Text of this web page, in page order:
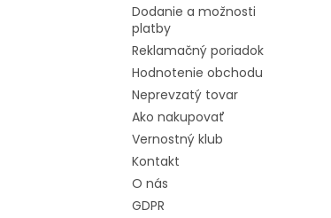
Dodanie a možnosti
platby
Reklamačný poriadok
Hodnotenie obchodu
Neprevzatý tovar
Ako nakupovať
Vernostný klub
Kontakt
O nás
GDPR